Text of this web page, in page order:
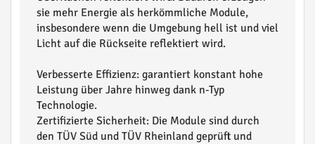
sie mehr Energie als herkömmliche Module,
insbesondere wenn die Umgebung hell ist und viel
Licht auf die Rückseite reflektiert wird.
Verbesserte Effizienz: garantiert konstant hohe
Leistung über Jahre hinweg dank n-Typ
Technologie.
Zertifizierte Sicherheit: Die Module sind durch
den TÜV Süd und TÜV Rheinland geprüft und